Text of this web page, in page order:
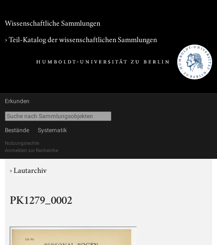
Wissenschaftliche Sammlungen
› Teil-Katalog der wissenschaftlichen Sammlungen
Erkunden
Bestände Systematik
Nutzungsrechte
Anmelden zur Recherche
›Lautarchiv
PK1279_0002